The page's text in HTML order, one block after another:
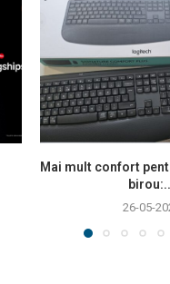
Mai mult confort
26-05-